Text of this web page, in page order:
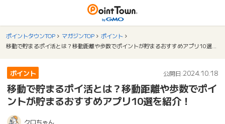
ポイントタウンTOP マガジンTOP
ポイント
ポイント 公開日:2024.10.18
移動で貯まるポイ活とは？移動距離や歩数でポイ
ントが貯まるおすすめアプリ10選を紹介！
クロちゃん